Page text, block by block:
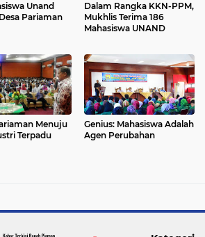
Unand
Pariaman
Dalam Rangka KKN-PPM,
Mukhlis Terima 186
Mahasiswa UNAND
Menuju
Terpadu
Genius: Mahasiswa Adalah
Agen Perubahan